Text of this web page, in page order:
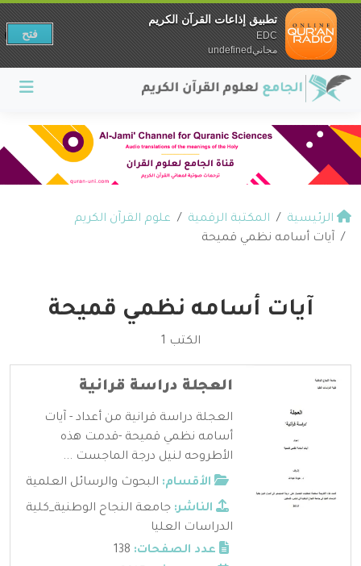
الرئيسية المكتبة الرقمية
علوم القرآن الكريم
آيات أسامه نظمي قميحة
آيات أسامه نظمي قميحة
الكتب 1
العجلة دراسة قرانية
العجلة دراسة قرانية من أعداد - آيات
أسامه نظمي قميحة -قدمت هذه
الأطروحه لنيل درجة الماجست ...
الأقسام: البحوث والرسائل العلمية
الناشر: جامعة النجاح الوطنية_كلية
الدراسات العليا
عدد الصفحات:
تطبيق إذاعات القرآن الكريم
EDC
مجانيundefined
فتح